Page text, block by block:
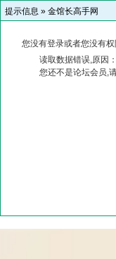
提示信息 » 金馆长高手网
您没有登录或者您没有
读取数据错误,原因
您还不是论坛会员,